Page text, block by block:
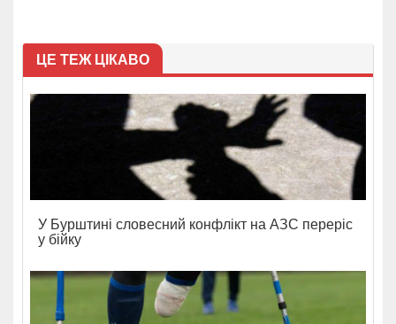
ЦЕ ТЕЖ ЦІКАВО
У Бурштині словесний конфлікт на АЗС переріс
у бійку